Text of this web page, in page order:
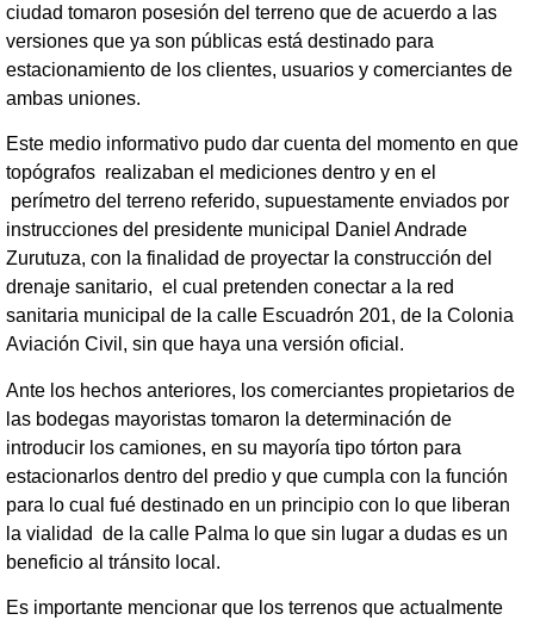
ciudad tomaron posesión del terreno que de acuerdo a las
versiones que ya son públicas está destinado para
estacionamiento de los clientes, usuarios y comerciantes de
ambas uniones.
Este medio informativo pudo dar cuenta del momento en que
topógrafos realizaban el mediciones dentro y en el
perímetro del terreno referido, supuestamente enviados por
instrucciones del presidente municipal Daniel Andrade
Zurutuza, con la finalidad de proyectar la construcción del
drenaje sanitario, el cual pretenden conectar a la red
sanitaria municipal de la calle Escuadrón 201, de la Colonia
Aviación Civil, sin que haya una versión oficial.
Ante los hechos anteriores, los comerciantes propietarios de
las bodegas mayoristas tomaron la determinación de
introducir los camiones, en su mayoría tipo tórton para
estacionarlos dentro del predio y que cumpla con la función
para lo cual fué destinado en un principio con lo que liberan
la vialidad de la calle Palma lo que sin lugar a dudas es un
beneficio al tránsito local.
Es importante mencionar que los terrenos que actualmente